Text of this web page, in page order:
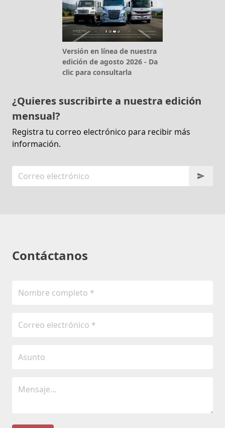
Versión en línea de nuestra
edición de agosto 2026 - Da
clic para consultarla
¿Quieres suscribirte a nuestra edición
mensual?
Registra tu correo electrónico para recibir más
información.
Contáctanos